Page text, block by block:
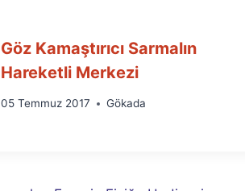
Göz Kamaştırıcı Sarmalın
Hareketli Merkezi
By
05 Temmuz 2017 Gökada